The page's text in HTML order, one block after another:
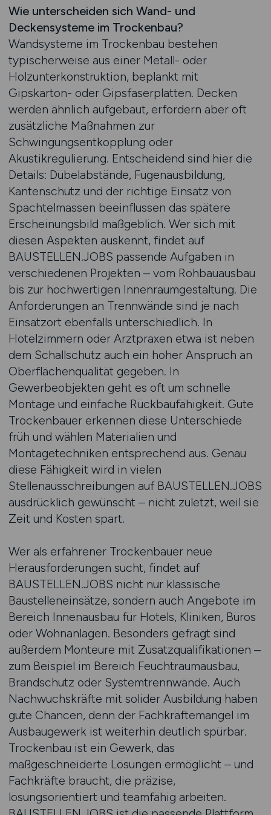
Wie unterscheiden sich Wand- und
Deckensysteme im Trockenbau?
Wandsysteme im Trockenbau bestehen
typischerweise aus einer Metall- oder
Holzunterkonstruktion, beplankt mit
Gipskarton- oder Gipsfaserplatten. Decken
werden ähnlich aufgebaut, erfordern aber oft
zusätzliche Maßnahmen zur
Schwingungsentkopplung oder
Akustikregulierung. Entscheidend sind hier die
Details: Dübelabstände, Fugenausbildung,
Kantenschutz und der richtige Einsatz von
Spachtelmassen beeinflussen das spätere
Erscheinungsbild maßgeblich. Wer sich mit
diesen Aspekten auskennt, findet auf
BAUSTELLEN.JOBS passende Aufgaben in
verschiedenen Projekten – vom Rohbauausbau
bis zur hochwertigen Innenraumgestaltung. Die
Anforderungen an Trennwände sind je nach
Einsatzort ebenfalls unterschiedlich. In
Hotelzimmern oder Arztpraxen etwa ist neben
dem Schallschutz auch ein hoher Anspruch an
Oberflächenqualität gegeben. In
Gewerbeobjekten geht es oft um schnelle
Montage und einfache Rückbaufähigkeit. Gute
Trockenbauer erkennen diese Unterschiede
früh und wählen Materialien und
Montagetechniken entsprechend aus. Genau
diese Fähigkeit wird in vielen
Stellenausschreibungen auf BAUSTELLEN.JOBS
ausdrücklich gewünscht – nicht zuletzt, weil sie
Zeit und Kosten spart.
Wer als erfahrener Trockenbauer neue
Herausforderungen sucht, findet auf
BAUSTELLEN.JOBS nicht nur klassische
Baustelleneinsätze, sondern auch Angebote im
Bereich Innenausbau für Hotels, Kliniken, Büros
oder Wohnanlagen. Besonders gefragt sind
außerdem Monteure mit Zusatzqualifikationen –
zum Beispiel im Bereich Feuchtraumausbau,
Brandschutz oder Systemtrennwände. Auch
Nachwuchskräfte mit solider Ausbildung haben
gute Chancen, denn der Fachkräftemangel im
Ausbaugewerk ist weiterhin deutlich spürbar.
Trockenbau ist ein Gewerk, das
maßgeschneiderte Lösungen ermöglicht – und
Fachkräfte braucht, die präzise,
lösungsorientiert und teamfähig arbeiten.